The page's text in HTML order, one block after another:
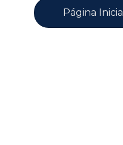
Página Inicial